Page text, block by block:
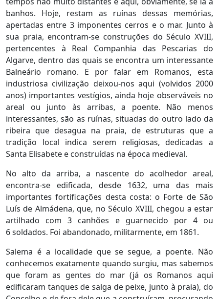
banhos. Hoje, restam as ruínas dessas memórias,
apertadas entre 3 imponentes cerros e o mar. Junto à
sua praia, encontram-se construções do Século XVIII,
pertencentes à Real Companhia das Pescarias do
Algarve, dentro das quais se encontra um interessante
Balneário romano. E por falar em Romanos, esta
industriosa civilização deixou-nos aqui (volvidos 2000
anos) importantes vestígios, ainda hoje observáveis no
areal ou junto às arribas, a poente. Não menos
interessantes, são as ruínas, situadas do outro lado da
ribeira que desagua na praia, de estruturas que a
tradição local indica serem religiosas, dedicadas a
Santa Elisabete e construídas na época medieval.
No alto da arriba, a nascente do acolhedor areal,
encontra-se edificada, desde 1632, uma das mais
importantes fortificações desta costa: o Forte de São
Luís de Almádena, que, no Século XVIII, chegou a estar
artilhado com 3 canhões e guarnecido por 4 ou
6 soldados. Foi abandonado, militarmente, em 1861.
Salema é a localidade que se segue, a poente. Não
conhecemos exatamente quando surgiu, mas sabemos
que foram as gentes do mar (já os Romanos aqui
edificaram tanques de salga de peixe, junto à praia), do